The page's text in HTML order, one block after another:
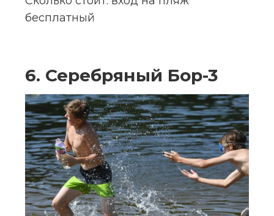
бесплатный
6. Серебряный Бор-3